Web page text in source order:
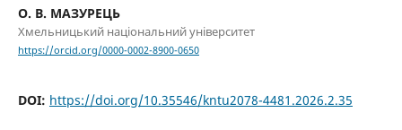
О. В. МАЗУРЕЦЬ
Хмельницький національний університет
https://orcid.org/0000-0002-8900-0650
DOI: https://doi.org/10.35546/kntu2078-4481.2026.2.35